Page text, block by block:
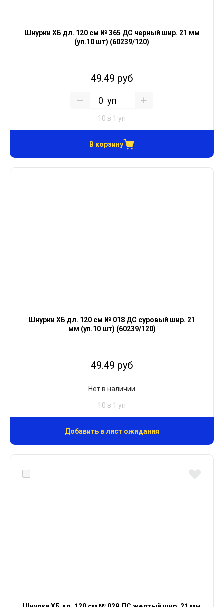
Шнурки ХБ дл. 120 см № 365 ДС черный шир. 21 мм
(уп.10 шт) (60239/120)
49.49 руб
уп
10 в 1 уп
В корзину
Шнурки ХБ дл. 120 см № 018 ДС суровый шир. 21
мм (уп.10 шт) (60239/120)
49.49 руб
Нет в наличии
10 в 1 уп
Добавить в лист ожидания